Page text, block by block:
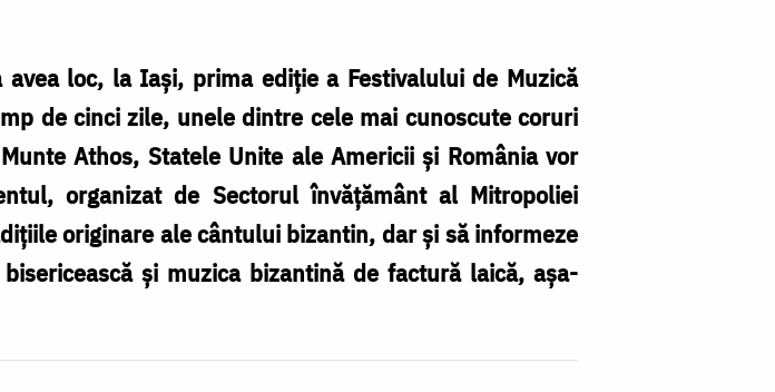
loc, la Iaşi, prima ediţie a Festivalului de Muzică
de cinci zile, unele dintre cele mai cunoscute coruri
Athos, Statele Unite ale Americii şi România vor
organizat de Sectorul învăţământ al Mitropoliei
originare ale cântului bizantin, dar şi să informeze
şi muzica bizantină de factură laică, aşa-